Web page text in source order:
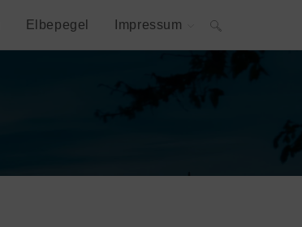
Elbepegel Impressum Website-